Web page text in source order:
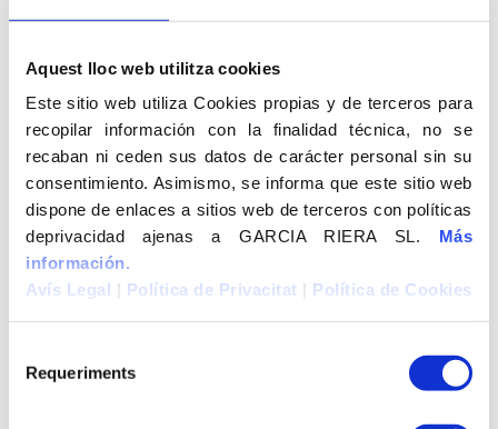
Aquest lloc web utilitza cookies
Este sitio web utiliza Cookies propias y de terceros para
recopilar información con la finalidad técnica, no se
recaban ni ceden sus datos de carácter personal sin su
consentimiento. Asimismo, se informa que este sitio web
dispone de enlaces a sitios web de terceros con políticas
deprivacidad ajenas a GARCIA RIERA SL. Más
información.
Avís Legal | Política de Privacitat | Política de Cookies
Requeriments